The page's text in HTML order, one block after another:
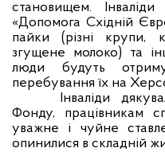
становищем.
«Допомога Східній
пайки (різні крупи,
згущене молоко) та
люди будуть
перебування їх на
Інваліди
Фонду, працівникам
уважне і чуйне
опинилися в складній